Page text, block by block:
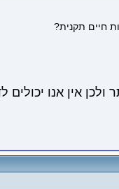
חיים תקנית?